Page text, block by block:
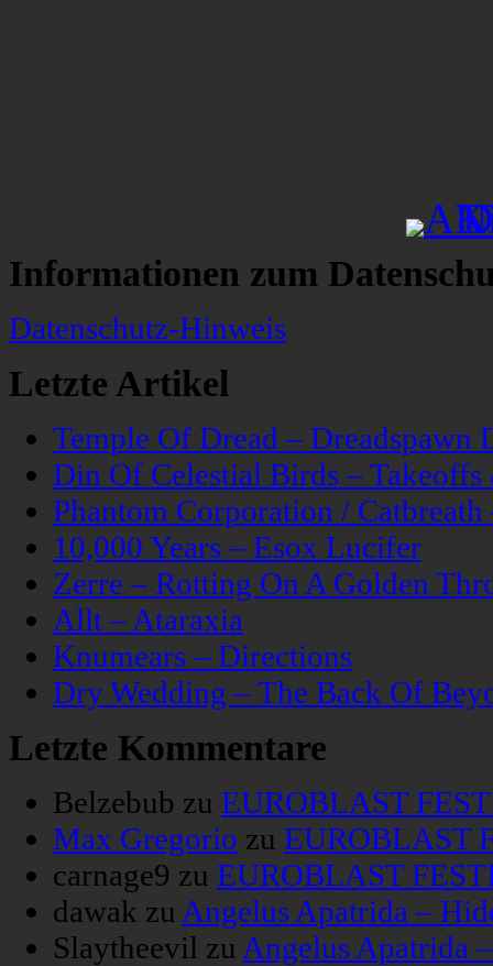
Informationen zum
Datenschutz-Hinweis
Letzte Artikel
Temple Of Dread – Dreadspawn
Din Of Celestial Birds –
Phantom Corporation /
10,000 Years – Esox Lucifer
Zerre – Rotting On A Golden
Allt – Ataraxia
Knumears – Directions
Dry Wedding – The Back Of
Letzte Kommentare
Belzebub zu EUROBLAST
Max Gregorio zu EUROBLAST
carnage9 zu EUROBLAST
dawak zu Angelus Apatrida –
Slaytheevil zu Angelus Apatrida